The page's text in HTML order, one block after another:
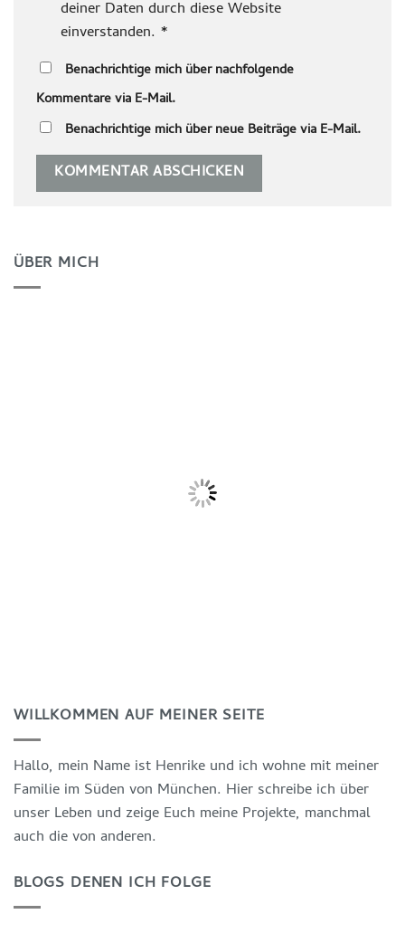
deiner Daten durch diese Website
einverstanden. *
Benachrichtige mich über nachfolgende
Kommentare via E-Mail.
Benachrichtige mich über neue Beiträge via E-Mail.
ÜBER MICH
WILLKOMMEN AUF MEINER SEITE
Hallo, mein Name ist Henrike und ich wohne mit meiner
Familie im Süden von München. Hier schreibe ich über
unser Leben und zeige Euch meine Projekte, manchmal
auch die von anderen.
BLOGS DENEN ICH FOLGE